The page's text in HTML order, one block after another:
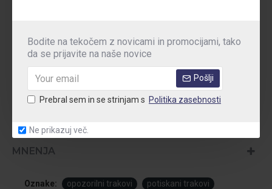
Bodite na tekočem z novicami in promocijami, tako
da se prijavite na naše novice
Pošlji
Prebral sem in se strinjam s Politika zasebnosti
Ne prikazuj več.
ponovnem naročilu ne plača.
Za večje količine ali tisk na druge barve nas kontaktirajte.
MNENJA
Oznake: opozorilni trakovi
potiskani trakovi